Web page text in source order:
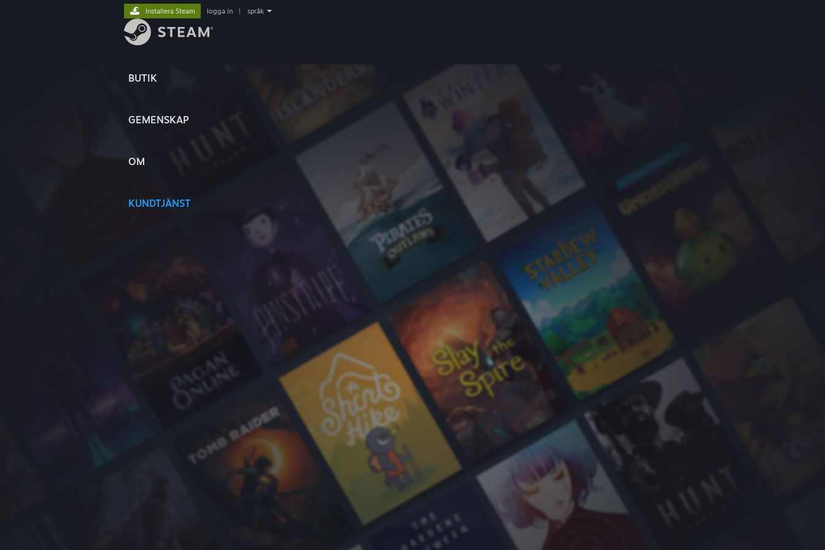
BUTIK
GEMENSKAP
OM
KUNDTJÄNST
Installera Steam logga in språk